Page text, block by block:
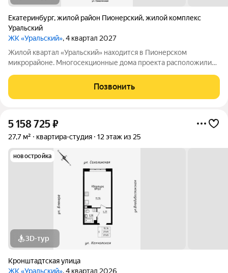
Екатеринбург,жилой район Пионерский,жилой комплекс
Уральский
ЖК «Уральский», 4 квартал 2027
Жилой квартал «Уральский» находится в Пионерском
микрорайоне. Многосекционные дома проекта расположились
Сахалинской, вблизи от Шарташского лесопарка. Мастер план
проекта предполагает возведение
Позвонить
5 158 725₽
27,7 м² квартира-студия 12 этаж из 25
новостройка
3D-тур
Кронштадтская улица
ЖК «Уральский», 4 квартал 2026